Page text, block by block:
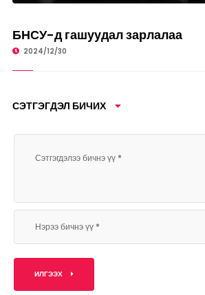
БНСУ-д гашуудал зарлалаа
2024/12/30
СЭТГЭГДЭЛ БИЧИХ
ИЛГЭЭХ